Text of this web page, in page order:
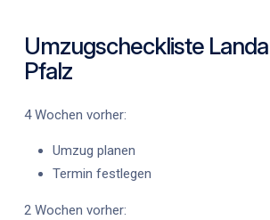
Umzugscheckliste
Pfalz
4 Wochen vorher:
Umzug planen
Termin festlegen
2 Wochen vorher: